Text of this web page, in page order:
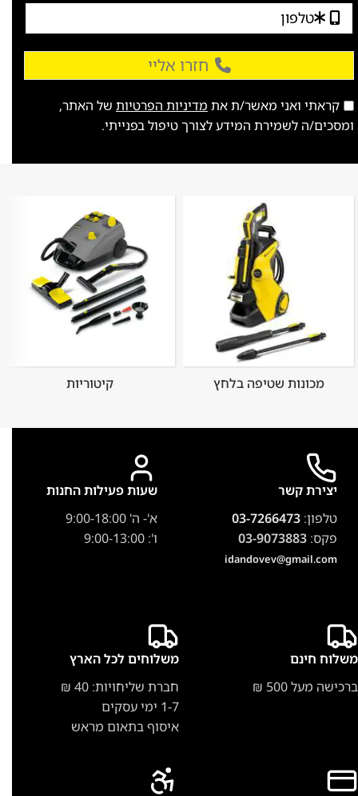
חזרו אליי
קראתי ואני מאשר/ת את מדיניות הפרטיות של האתר,
ומסכים/ה לשמירת המידע לצורך טיפול בפנייתי.
מכונות שטיפה בלחץ קיטוריות
יצירת קשר
טלפון:03-7266473
פקס:03-9073883
idandovev@gmail.com
שעות פעילות החנות
א'- ה' 9:00-18:00
ו': 9:00-13:00
משלוח חינם
ברכישה מעל 500 ₪
משלוחים לכל הארץ
חברת שליחויות: 40 ₪
1-7 ימי עסקים
איסוף בתאום מראש